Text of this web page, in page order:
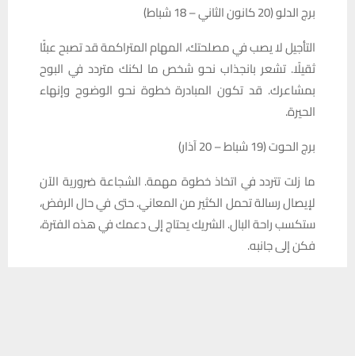
برج الدلو (20 كانون الثاني – 18 شباط)
التأجيل لا يصب في مصلحتك، المهام المتراكمة قد تصبح عبئًا
ثقيلًا. تشعر بانجذاب نحو شخص ما لكنك متردد في البوح
بمشاعرك. قد تكون المبادرة خطوة نحو الوضوح وإنهاء
الحيرة.
برج الحوت (19 شباط – 20 آذار)
ما زلت تتردد في اتخاذ خطوة مهمة. الشجاعة ضرورية الآن
لإيصال رسالة تحمل الكثير من المعاني. حتى في حال الرفض،
ستكسب راحة البال. الشريك يحتاج إلى دعمك في هذه الفترة،
فكن إلى جانبه.